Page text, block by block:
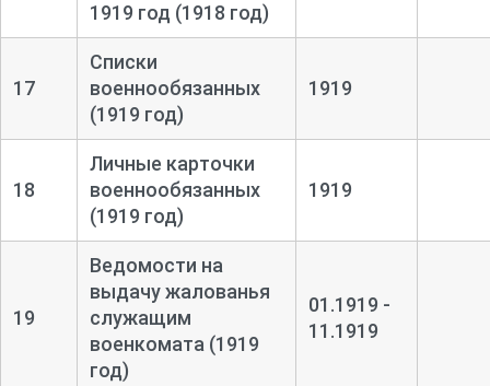
1919 год (1918 год)
17
Списки
военнообязанных
(1919 год)
1919
18
Личные карточки
военнообязанных
(1919 год)
1919
19
Ведомости на
выдачу жалованья
служащим
военкомата (1919
год)
01.1919 -
11.1919